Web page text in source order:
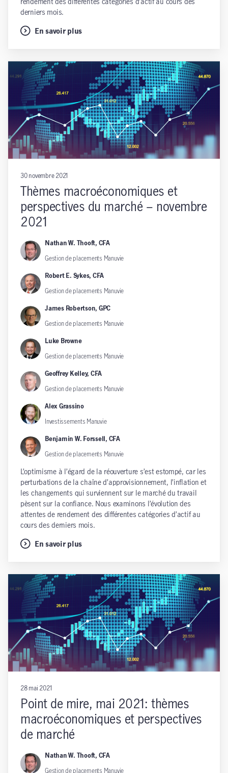
rendement des différentes catégories d’actif au cours des
derniers mois.
En savoir plus
30 novembre 2021
Thèmes macroéconomiques et
perspectives du marché – novembre
2021
Nathan W. Thooft, CFA
Gestion de placements Manuvie
Robert E. Sykes, CFA
Gestion de placements Manuvie
James Robertson, GPC
Gestion de placements Manuvie
Luke Browne
Gestion de placements Manuvie
Geoffrey Kelley, CFA
Gestion de placements Manuvie
Alex Grassino
Investissements Manuvie
Benjamin W. Forssell, CFA
Gestion de placements Manuvie
L’optimisme à l’égard de la réouverture s’est estompé, car les
perturbations de la chaîne d’approvisionnement, l’inflation et
les changements qui surviennent sur le marché du travail
pèsent sur la confiance. Nous examinons l’évolution des
attentes de rendement des différentes catégories d’actif au
cours des derniers mois.
En savoir plus
28 mai 2021
Point de mire, mai 2021: thèmes
macroéconomiques et perspectives
de marché
Nathan W. Thooft, CFA
Gestion de placements Manuvie